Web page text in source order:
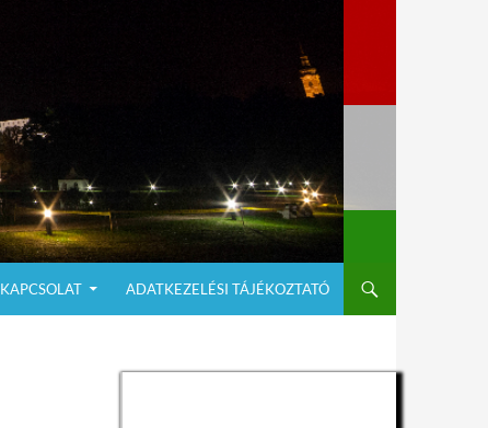
KAPCSOLAT ADATKEZELÉSI TÁJÉKOZTATÓ